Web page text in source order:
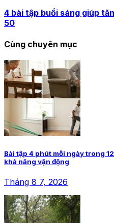
4 bài tập buổi sáng giúp
50
Cùng chuyên mục
Bài tập 4 phút mỗi ngày trong
khả năng vận động
Tháng 8 7, 2026